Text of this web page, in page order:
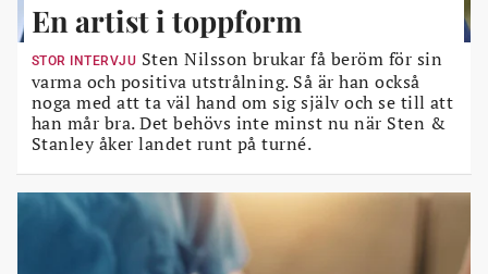
En artist i toppform
STOR INTERVJU Sten Nilsson brukar få beröm för sin
varma och positiva utstrålning. Så är han också
noga med att ta väl hand om sig själv och se till att
han mår bra. Det behövs inte minst nu när Sten &
Stanley åker landet runt på turné.